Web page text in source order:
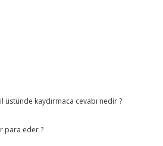
üstünde kaydırmaca cevabı nedir ?
para eder ?